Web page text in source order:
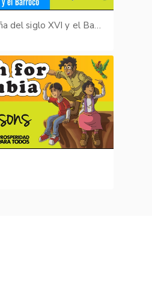
Kairos - La España del siglo XVI y el Barroco